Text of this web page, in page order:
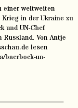
einer weltweiten
in der Ukraine zu
und UN-Chef
Russland. Von Antje
lesen
baerbock-un-